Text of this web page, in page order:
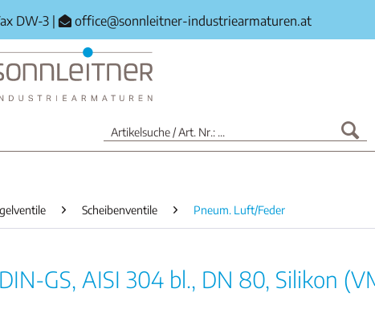
DW-3 office@sonnleitner-industriearmaturen.at
Scheibenventile Pneum. Luft/Feder
GS, AISI 304 bl., DN 80, Silikon